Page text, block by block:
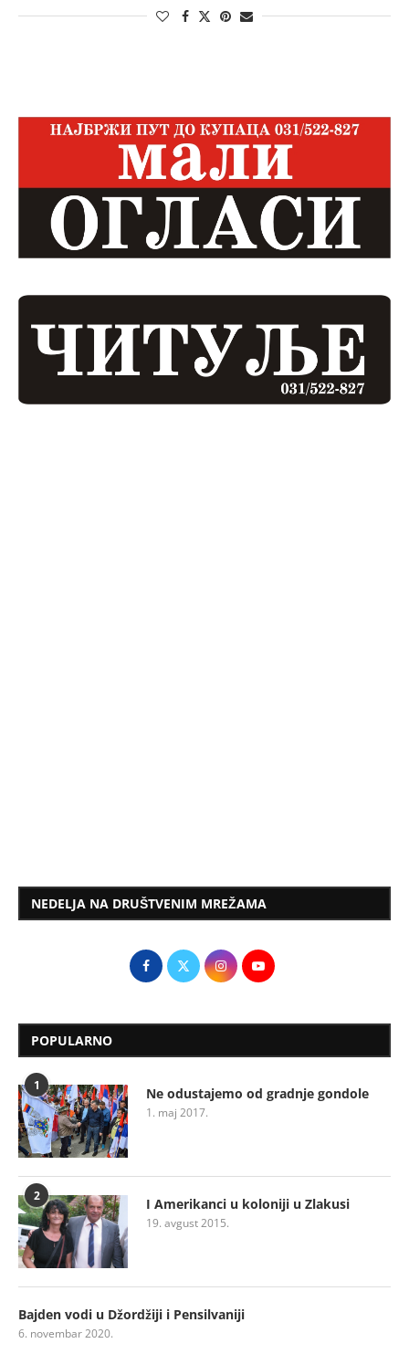
NEDELJA NA DRUŠTVENIM MREŽAMA
POPULARNO
1 Ne odustajemo od gradnje gondole
1. maj 2017.
2 I Amerikanci u koloniji u Zlakusi
19. avgust 2015.
Bajden vodi u Džordžiji i Pensilvaniji
6. novembar 2020.